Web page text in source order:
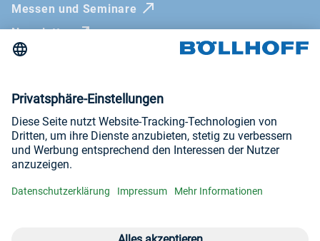
Messen und Seminare
Newsletter
AGB
Datenschutzerklärung
Hinweisgebersysteme